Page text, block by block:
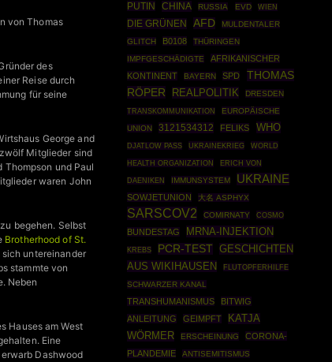
von Thomas
des
Reise durch
für seine
George and
Mitglieder sind
Thompson und Paul
waren John
begehen. Selbst
Brotherhood of St.
untereinander
stammte von
Neben
Hauses am West
Eine
Dashwood
PUTIN
CHINA RUSSIA EVD WIEN
DIE GRÜNEN AFD
MULDENTALER
GLITCH
B0108
THÜRINGEN
IMPFGESCHÄDIGTE
AFRIKANISCHER
KONTINENT
BAYERN SPD
THOMAS
RÖPER
REALPOLITIK DRESDEN
TRANSKOMMUNIKATION
EUROPÄISCHE
UNION
3121534312 FELIKS WHO
DJATLOW PASS UKRAINEKRIEG
WORLD
HEALTH ORGANIZATION
ERICH VON
DAENIKEN IMMUNSYSTEM UKRAINE
SOWJETUNION 大名 ASPHYX
SARSCOV2 COMIRNATY COSMO
BUNDESTAG MRNA-INJEKTION
KREBS PCR-TEST
GESCHICHTEN
AUS WIKIHAUSEN
FLUTOPFERHILFE
SCHWARZER KANAL
TRANSHUMANISMUS
BITWIG
ANLEITUNG
GEIMPFT
KATJA
WÖRMER
ERSCHEINUNG
CORONA-
PLANDEMIE
ANTISEMITISMUS